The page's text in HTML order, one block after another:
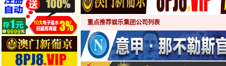
重点推荐娱乐集团公司列表